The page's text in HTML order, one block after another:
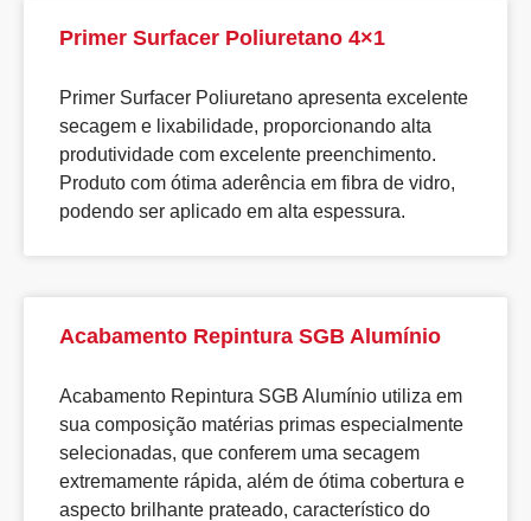
Primer Surfacer Poliuretano 4×1
Primer Surfacer Poliuretano apresenta excelente
secagem e lixabilidade, proporcionando alta
produtividade com excelente preenchimento.
Produto com ótima aderência em fibra de vidro,
podendo ser aplicado em alta espessura.
Acabamento Repintura SGB Alumínio
Acabamento Repintura SGB Alumínio utiliza em
sua composição matérias primas especialmente
selecionadas, que conferem uma secagem
extremamente rápida, além de ótima cobertura e
aspecto brilhante prateado, característico do